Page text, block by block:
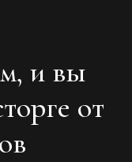
и вы
от